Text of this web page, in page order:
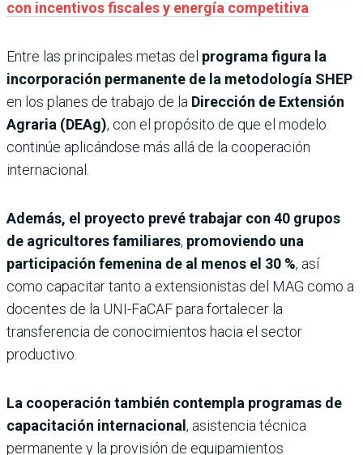
con incentivos fiscales y energía competitiva
Entre las principales metas del programa figura la
incorporación permanente de la metodología SHEP
en los planes de trabajo de la Dirección de Extensión
Agraria (DEAg), con el propósito de que el modelo
continúe aplicándose más allá de la cooperación
internacional.
Además, el proyecto prevé trabajar con 40 grupos
de agricultores familiares, promoviendo una
participación femenina de al menos el 30 %, así
como capacitar tanto a extensionistas del MAG como a
docentes de la UNI-FaCAF para fortalecer la
transferencia de conocimientos hacia el sector
productivo.
La cooperación también contempla programas de
capacitación internacional, asistencia técnica
permanente y la provisión de equipamientos